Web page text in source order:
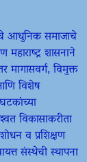
आधुनिक समाजाचे
महाराष्ट्र शासनाने
विमुक्त
विशेष
विकासाकरीता
व प्रशिक्षण
संस्थेची स्थापना